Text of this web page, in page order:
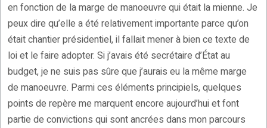
en fonction de la marge de manoeuvre qui était la mienne. Je
peux dire qu’elle a été relativement importante parce qu’on
était chantier présidentiel, il fallait mener à bien ce texte de
loi et le faire adopter. Si j’avais été secrétaire d’État au
budget, je ne suis pas sûre que j’aurais eu la même marge
de manoeuvre. Parmi ces éléments principiels, quelques
points de repère me marquent encore aujourd’hui et font
partie de convictions qui sont ancrées dans mon parcours